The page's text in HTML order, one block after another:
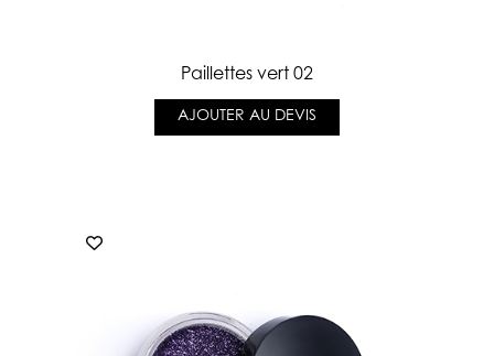
Paillettes vert 02
AJOUTER AU DEVIS